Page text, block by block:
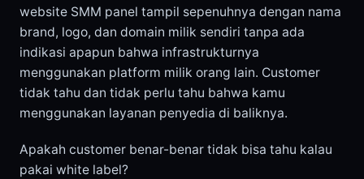
website SMM panel tampil sepenuhnya dengan nama
brand, logo, dan domain milik sendiri tanpa ada
indikasi apapun bahwa infrastrukturnya
menggunakan platform milik orang lain. Customer
tidak tahu dan tidak perlu tahu bahwa kamu
menggunakan layanan penyedia di baliknya.
Apakah customer benar-benar tidak bisa tahu kalau
pakai white label?